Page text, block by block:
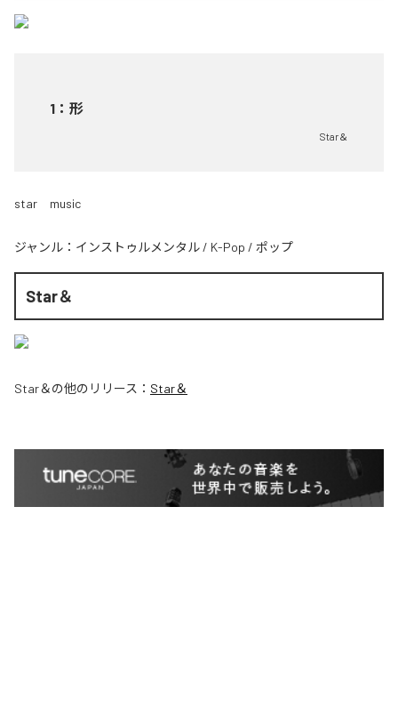
1 ： 形
Star＆
star music
ジャンル： インストゥルメンタル / K-Pop / ポップ
Star＆
Star＆の他のリリース： Star＆